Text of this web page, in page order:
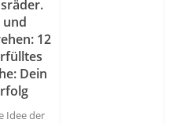
und
12
Dein
Idee der